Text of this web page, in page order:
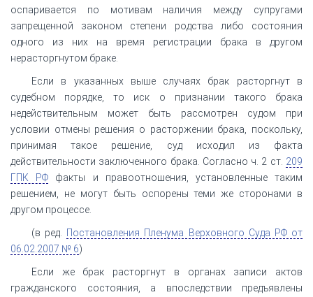
оспаривается по мотивам наличия между супругами
запрещенной законом степени родства либо состояния
одного из них на время регистрации брака в другом
нерасторгнутом браке.
Если в указанных выше случаях брак расторгнут в
судебном порядке, то иск о признании такого брака
недействительным может быть рассмотрен судом при
условии отмены решения о расторжении брака, поскольку,
принимая такое решение, суд исходил из факта
действительности заключенного брака. Согласно ч. 2 ст. 209
ГПК РФ факты и правоотношения, установленные таким
решением, не могут быть оспорены теми же сторонами в
другом процессе.
(в ред. Постановления Пленума Верховного Суда РФ от
06.02.2007 № 6)
Если же брак расторгнут в органах записи актов
гражданского состояния, а впоследствии предъявлены